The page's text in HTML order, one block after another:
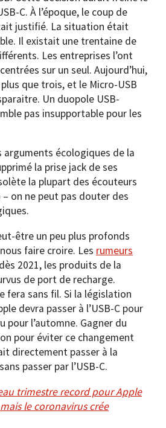
C. À l’époque, le coup de
justifié. La situation était
Il existait une trentaine de
Les entreprises l’ont
sur un seul. Aujourd’hui,
plus que trois, et le Micro-USB
Un duopole USB-
pas insupportable pour les
écologiques de la
la prise jack de ses
la plupart des écouteurs
on ne peut pas douter des
être un peu plus profonds
faire croire. Les rumeurs
2021, les produits de la
de port de recharge.
fera sans fil. Si la législation
devra passer à l’USB-C pour
pour l’automne. Gagner du
pour éviter ce changement
directement passer à la
passer par l’USB-C.
trimestre record pour Apple
le coronavirus crée